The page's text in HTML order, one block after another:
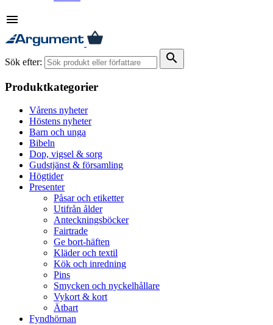
menu
Sök efter: search
Produktkategorier
Vårens nyheter
Höstens nyheter
Barn och unga
Bibeln
Dop, vigsel & sorg
Gudstjänst & församling
Högtider
Presenter
Påsar och etiketter
Utifrån ålder
Anteckningsböcker
Fairtrade
Ge bort-häften
Kläder och textil
Kök och inredning
Pins
Smycken och nyckelhållare
Vykort & kort
Ätbart
Fyndhörnan